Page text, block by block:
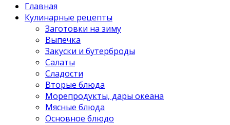
Главная
Кулинарные рецепты
Заготовки на зиму
Выпечка
Закуски и бутерброды
Салаты
Сладости
Вторые блюда
Морепродукты, дары океана
Мясные блюда
Основное блюдо